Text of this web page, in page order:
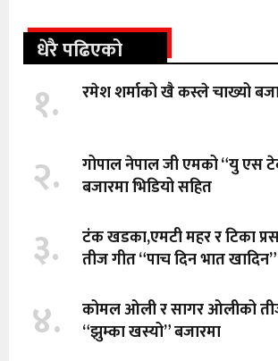
धेरै पढिएको
१. रमेश शर्माको खै कस्ले चाख्यो
२.
गोपाल नेपाल जी एमको “यु एस
बजारमा भिडियो सहित
३.
टंक खडका,एमटी महर र टिका
तीज गीत “पाच दिन भात
४.
कोमल ओली र सागर ओलीको
“झुम्का खस्यो” बजारमा